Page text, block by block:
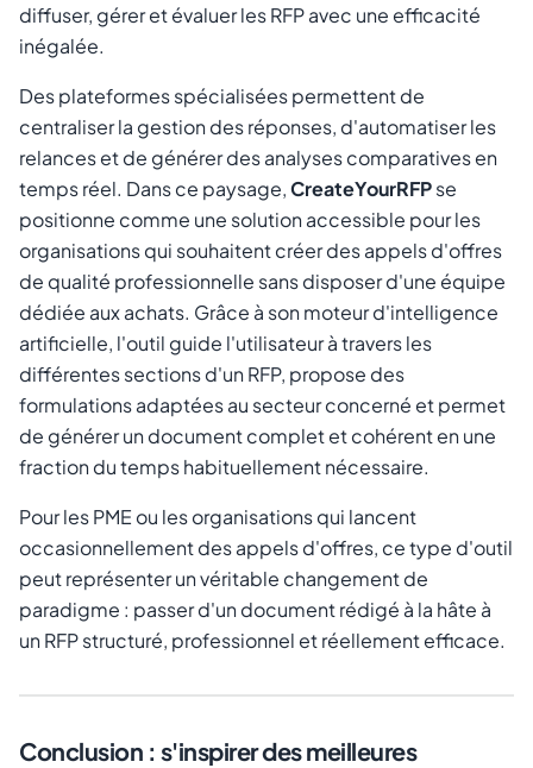
diffuser, gérer et évaluer les RFP avec une efficacité
inégalée.
Des plateformes spécialisées permettent de
centraliser la gestion des réponses, d'automatiser les
relances et de générer des analyses comparatives en
temps réel. Dans ce paysage,CreateYourRFPse
positionne comme une solution accessible pour les
organisations qui souhaitent créer des appels d'offres
de qualité professionnelle sans disposer d'une équipe
dédiée aux achats. Grâce à son moteur d'intelligence
artificielle, l'outil guide l'utilisateur à travers les
différentes sections d'un RFP, propose des
formulations adaptées au secteur concerné et permet
de générer un document complet et cohérent en une
fraction du temps habituellement nécessaire.
Pour les PME ou les organisations qui lancent
occasionnellement des appels d'offres, ce type d'outil
peut représenter un véritable changement de
paradigme : passer d'un document rédigé à la hâte à
un RFP structuré, professionnel et réellement efficace.
Conclusion : s'inspirer des meilleures